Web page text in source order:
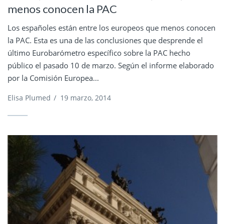
menos conocen la PAC
Los españoles están entre los europeos que menos conocen
la PAC. Esta es una de las conclusiones que desprende el
último Eurobarómetro específico sobre la PAC hecho
público el pasado 10 de marzo. Según el informe elaborado
por la Comisión Europea...
Elisa Plumed / 19 marzo, 2014